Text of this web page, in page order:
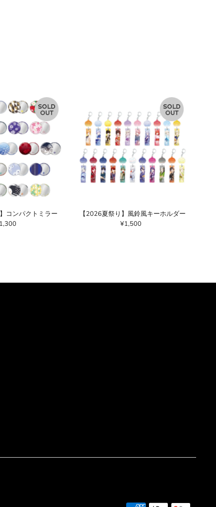
コンパクトミラー
通
【2026夏祭り】風鈴風キーホルダー
通
¥1,500